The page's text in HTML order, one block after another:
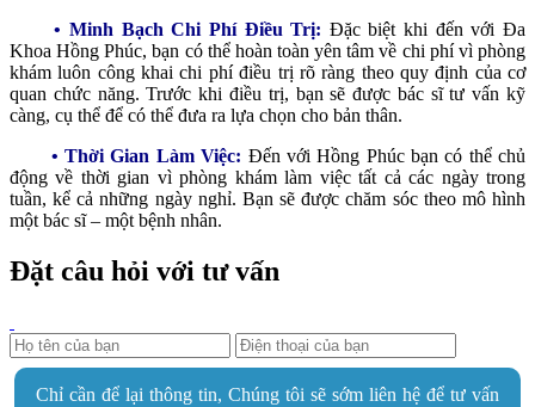
• Minh Bạch Chi Phí Điều Trị: Đặc biệt khi đến với Đa
Khoa Hồng Phúc, bạn có thể hoàn toàn yên tâm về chi phí vì phòng
khám luôn công khai chi phí điều trị rõ ràng theo quy định của cơ
quan chức năng. Trước khi điều trị, bạn sẽ được bác sĩ tư vấn kỹ
càng, cụ thể để có thể đưa ra lựa chọn cho bản thân.
• Thời Gian Làm Việc: Đến với Hồng Phúc bạn có thể chủ
động về thời gian vì phòng khám làm việc tất cả các ngày trong
tuần, kể cả những ngày nghỉ. Bạn sẽ được chăm sóc theo mô hình
một bác sĩ – một bệnh nhân.
Đặt câu hỏi với tư vấn
Chỉ cần để lại thông tin, Chúng tôi sẽ sớm liên hệ để tư vấn